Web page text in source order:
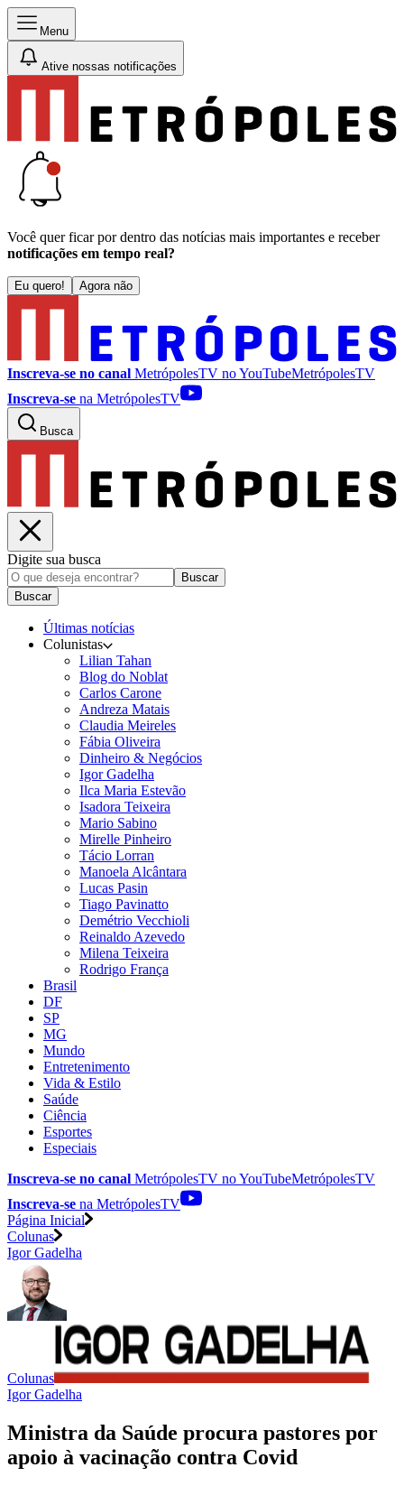
Menu
Ative nossas notificações
Você quer ficar por dentro das notícias mais importantes e receber
notificações em tempo real?
Eu quero! Agora não
Inscreva-se no canal MetrópolesTV noYouTubeMetrópolesTV
Inscreva-se na MetrópolesTV
Busca
Digite sua busca
Buscar
Buscar
Últimas notícias
Colunistas
Lilian Tahan
Blog do Noblat
Carlos Carone
Andreza Matais
Claudia Meireles
Fábia Oliveira
Dinheiro & Negócios
Igor Gadelha
Ilca Maria Estevão
Isadora Teixeira
Mario Sabino
Mirelle Pinheiro
Tácio Lorran
Manoela Alcântara
Lucas Pasin
Tiago Pavinatto
Demétrio Vecchioli
Reinaldo Azevedo
Milena Teixeira
Rodrigo França
Brasil
DF
SP
MG
Mundo
Entretenimento
Vida & Estilo
Saúde
Ciência
Esportes
Especiais
Inscreva-se no canal MetrópolesTV noYouTubeMetrópolesTV
Inscreva-se na MetrópolesTV
Página Inicial
Colunas
Igor Gadelha
Colunas
Igor Gadelha
Ministra da Saúde procura pastores por
apoio à vacinação contra Covid